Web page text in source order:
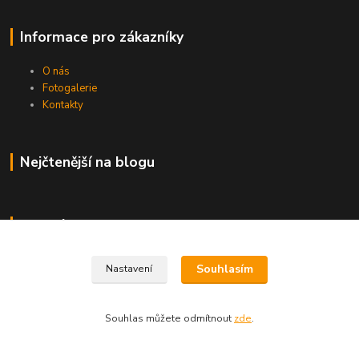
Informace pro zákazníky
O nás
Fotogalerie
Kontakty
Nejčtenější na blogu
Kde nás najdete
Nastavení Souhlasím
Souhlas můžete odmítnout zde.